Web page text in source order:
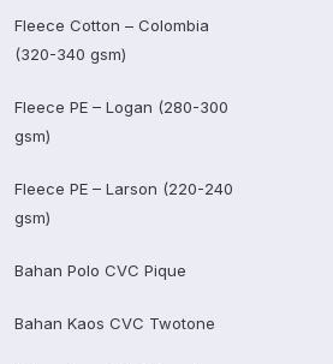
Fleece Cotton – Colombia
(320-340 gsm)
Fleece PE – Logan (280-300
gsm)
Fleece PE – Larson (220-240
gsm)
Bahan Polo CVC Pique
Bahan Kaos CVC Twotone